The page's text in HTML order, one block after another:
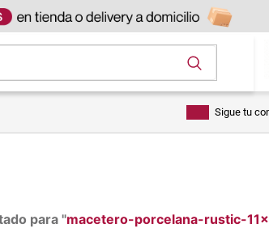
Sigue tu
para "macetero-porcelana-rustic-